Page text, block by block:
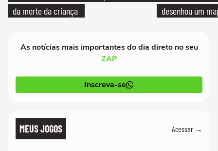
da morte da criança
desenhou um
As notícias mais importantes do dia direto no seu
ZAP
Inscreva-se
MEUS JOGOS Acessar →